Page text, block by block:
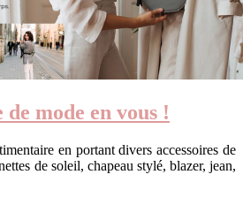
mode en vous !
en portant divers accessoires de
de soleil, chapeau stylé, blazer, jean,